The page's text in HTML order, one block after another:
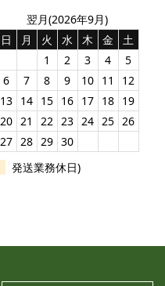
翌月(2026年9月)
日
月 火 水 木 金
土
1
2 3 4
5
6
7 8 9 10 11
12
13 14 15 16 17 18 19
20 21 22 23 24 25 26
27 28 29 30
発送業務休日)